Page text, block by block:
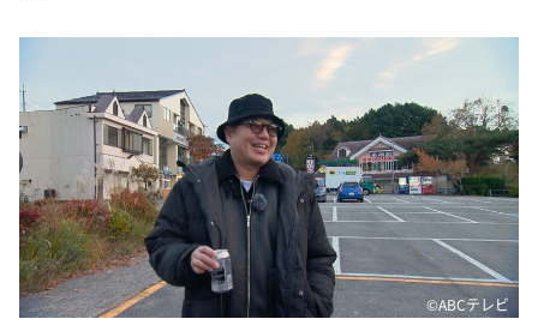
新婚さんいらっしゃい！
ポツンと一軒家
ザキ山小屋本館
ぺこぱのまるスポ
アナ回覧板
©ABCテレビ